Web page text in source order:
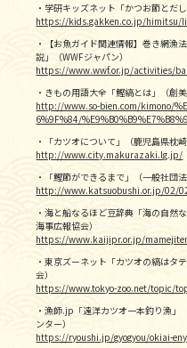
＜身おろし＞
約3kg以上のカツオ1匹
けて節4本分をとること
んぶし）」と呼びます。
切り分けずに半身のまま
た目が亀の甲羅のように
ぶし）」とも呼ばれます
＜骨抜き（かご離し）＞
骨抜きはすべて手作業
し、皮や汚れなどを取り
て1本ずつ骨を抜きます
ときに割れてしまうため
骨抜きが終わると、カツ
う意味から、この工程は
す。
うま味が豊富なかつお節
と、うま味成分の素であ
まいます。そこで、ヤマ
を開発しました。冷凍さ
ことで、通常の方法で解
残してかつお節にするこ
ヤマキは、世界にネット
応した生産体制を整え、
です。同時に、鰹節屋と
ません。
氷温熟成法の秘密はこちら
SNSにシェア
・学研キッズネット「かつお節とだ
https://kids.gakken.co.jp/himitsu/
・【お魚ガイド関連情報】巻き網漁
説」（WWFジャパン）
https://www.wwf.or.jp/activities/
・きもの用語大全「鰹縞とは」（創
http://www.so-bien.com/kimono/
6%9F%84/
・「カツオについて」（鹿児島県枕
http://www.city.makurazaki.lg.jp/
・「鰹節ができるまで」（一般社
http://www.katsuobushi.or.jp/02/
・海と船なるほど豆辞典「海の自然
海事広報協会）
https://www.kaijipr.or.jp/
・東京ズーネット「カツオの縞はタ
会）
https://www.tokyo-zoo.net/topic/
・漁師.jp「遠洋カツオ一本釣り漁
ンター）
https://ryoushi.jp/gyogyou/okiai-